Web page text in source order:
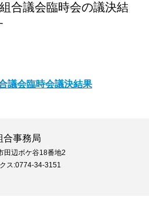
合議会臨時会の議決結
議会臨時会議決結果
合事務局
辺ボケ谷18番地2
ス:0774-34-3151